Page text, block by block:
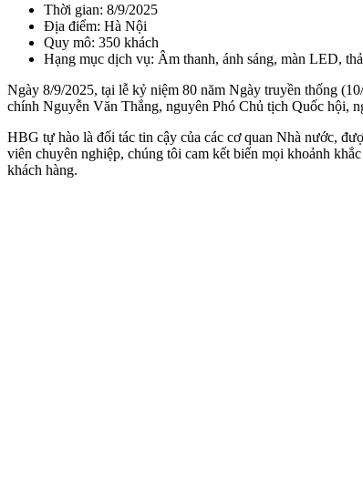
Thời gian: 8/9/2025
Địa điểm: Hà Nội
Quy mô: 350 khách
Hạng mục dịch vụ: Âm thanh, ánh sáng, màn LED,
Ngày 8/9/2025, tại lễ kỷ niệm 80 năm Ngày truyền thống
chính Nguyễn Văn Thắng, nguyên Phó Chủ tịch Quốc hội,
HBG tự hào là đối tác tin cậy của các cơ quan Nhà nước,
viên chuyên nghiệp, chúng tôi cam kết biến mọi khoảnh
khách hàng.